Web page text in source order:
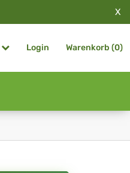
X
Login Warenkorb (0)